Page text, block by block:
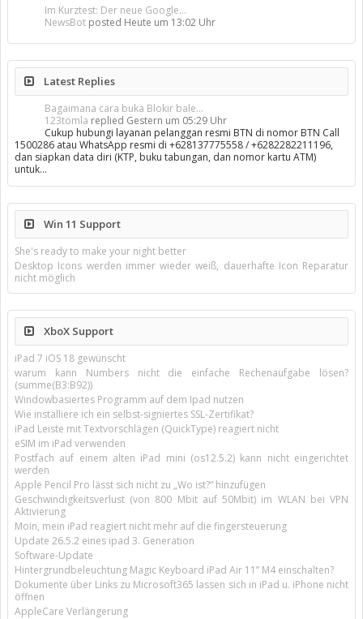
Im Kurztest: Der neue Google...
NewsBot posted Heute um 13:02 Uhr
Latest Replies
Bagaimana cara buka Blokir bale...
123tomla replied Gestern um 05:29 Uhr
Cukup hubungi layanan pelanggan resmi BTN di nomor BTN Call
1500286 atau WhatsApp resmi di +628137775558 / +6282282211196,
dan siapkan data diri (KTP, buku tabungan, dan nomor kartu ATM)
untuk…
Win 11 Support
She's ready to make your night better
Desktop Icons werden immer wieder weiß, dauerhafte Icon Reparatur
nicht möglich
XboX Support
iPad 7 iOS 18 gewünscht
warum kann Numbers nicht die einfache Rechenaufgabe lösen?
(summe(B3:B92))
Windowbasiertes Programm auf dem Ipad nutzen
Wie installiere ich ein selbst-signiertes SSL-Zertifikat?
iPad Leiste mit Textvorschlägen (QuickType) reagiert nicht
eSIM im iPad verwenden
Postfach auf einem alten iPad mini (os12.5.2) kann nicht eingerichtet
werden
Apple Pencil Pro lässt sich nicht zu „Wo ist?“ hinzufügen
Geschwindigkeitsverlust (von 800 Mbit auf 50Mbit) im WLAN bei VPN
Aktivierung
Moin, mein iPad reagiert nicht mehr auf die fingersteuerung
Update 26.5.2 eines ipad 3. Generation
Software-Update
Hintergrundbeleuchtung Magic Keyboard iPad Air 11’’ M4 einschalten?
Dokumente über Links zu Microsoft365 lassen sich in iPad u. iPhone nicht
öffnen
AppleCare Verlängerung